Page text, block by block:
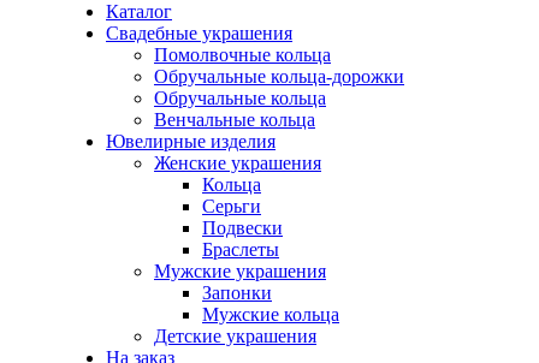
Каталог
Свадебные украшения
Помолвочные кольца
Обручальные кольца-дорожки
Обручальные кольца
Венчальные кольца
Ювелирные изделия
Женские украшения
Кольца
Серьги
Подвески
Браслеты
Мужские украшения
Запонки
Мужские кольца
Детские украшения
На заказ